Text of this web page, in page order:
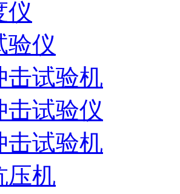
仪
验仪
击试验机
击试验仪
击试验机
压机